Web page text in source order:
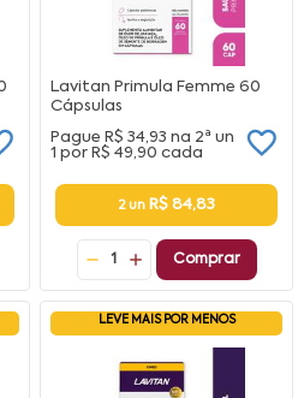
Lavitan Primula Femme 60
Cápsulas
Pague R$ 34,93 na 2ª un
1 por R$ 49,90 cada
2 un R$ 84,83
1 Comprar
LEVE MAIS POR MENOS